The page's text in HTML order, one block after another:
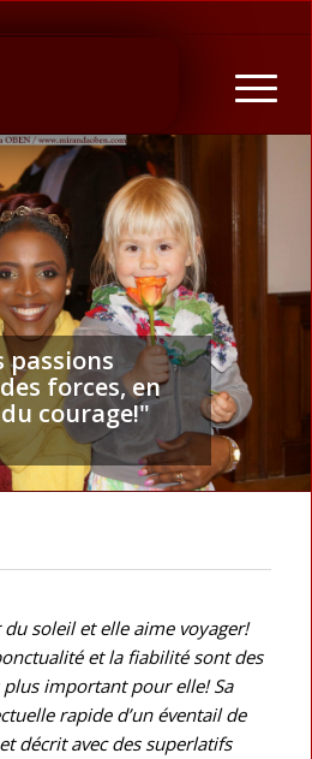
passions
forces, en
courage!"
soleil et elle aime voyager!
et la fiabilité sont des
important pour elle! Sa
rapide d’un éventail de
décrit avec des superlatifs